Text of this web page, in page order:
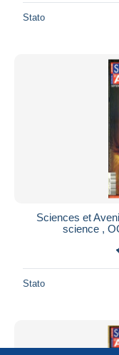
Stato
Sciences et
science ,
Stato